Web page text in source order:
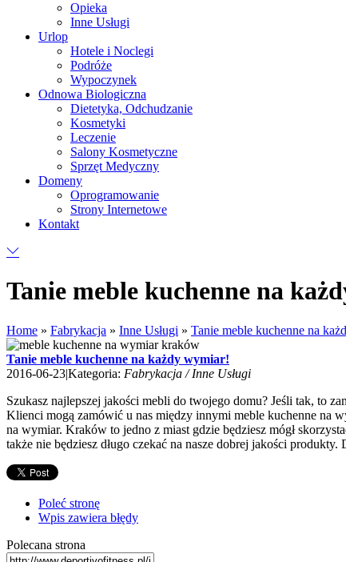
Opieka
Inne Usługi
Urlop
Hotele i Noclegi
Podróże
Wypoczynek
Odnowa Biologiczna
Dietetyka, Odchudzanie
Kosmetyki
Leczenie
Salony Kosmetyczne
Sprzęt Medyczny
Domeny
Oprogramowanie
Strony Internetowe
Kontakt
Tanie meble kuchenne na
Home » Fabrykacja » Inne Usługi » Tanie meble kuchenne na
Tanie meble kuchenne na każdy wymiar!
2016-06-23|Kategoria: Fabrykacja / Inne Usługi
Szukasz najlepszej jakości mebli do twojego domu? Jeśli tak, to
Klienci mogą zamówić u nas między innymi meble kuchenne na
na wymiar. Kraków to jedno z miast gdzie będziesz mógł
także nie będziesz długo czekać na nasze dobrej jakości
Poleć stronę
Wpis zawiera błędy
Polecana strona